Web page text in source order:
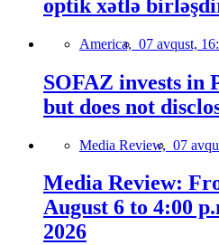
optik xətlə
America, 07 avqust,
SOFAZ invests in
but does not
Media Review, 07
Media Review:
August 6 to 4:00
2026